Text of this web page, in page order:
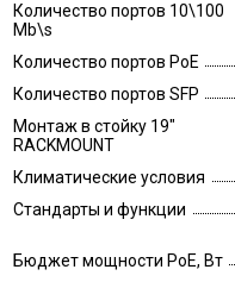
Количество портов 10\100
Mb\s
Количество портов PoE
Количество портов SFP
Монтаж в стойку 19"
RACKMOUNT
Климатические условия
Стандарты и функции
Бюджет мощности PoE, Вт